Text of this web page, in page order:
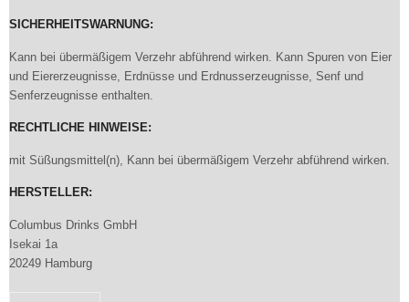
SICHERHEITSWARNUNG:
Kann bei übermäßigem Verzehr abführend wirken. Kann Spuren von Eier
und Eiererzeugnisse, Erdnüsse und Erdnusserzeugnisse, Senf und
Senferzeugnisse enthalten.
RECHTLICHE HINWEISE:
mit Süßungsmittel(n), Kann bei übermäßigem Verzehr abführend wirken.
HERSTELLER:
Columbus Drinks GmbH
Isekai 1a
20249 Hamburg